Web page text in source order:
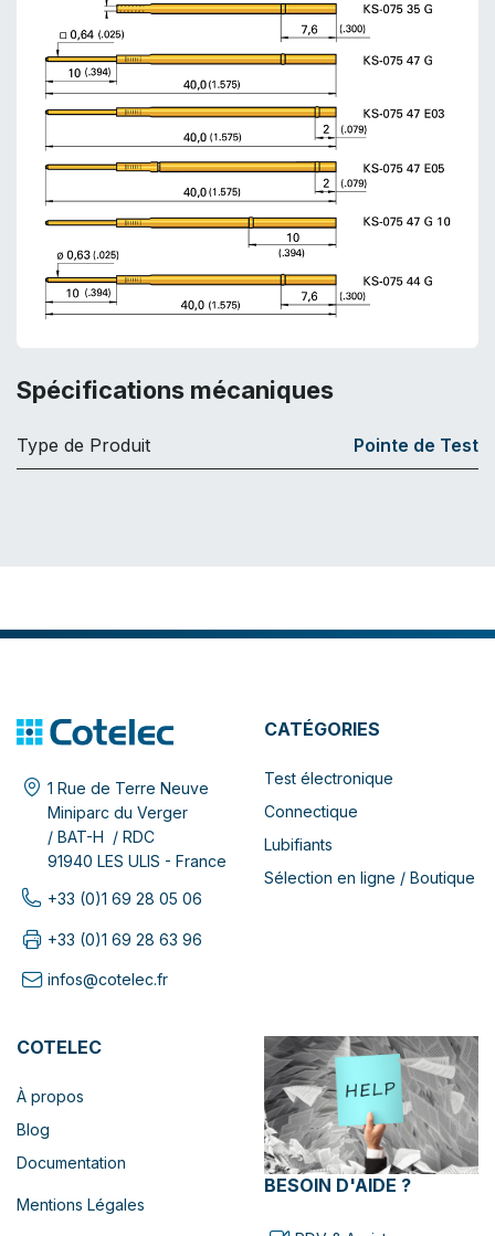
Spécifications mécaniques
Type de Produit Pointe de Test
1 Rue de Terre Neuve
Miniparc du Verger
/ BAT-H / RDC
91940 LES ULIS - France
+33 (0)1 69 28 05 06
+33 (0)1 69 28 63 96
infos@cotelec.fr
CATÉGORIES
Test électronique
Connectique
Lubifiants
Sélection en ligne / Boutique
COTELEC
À propos
Blog
Documentation
Mentions Légales
BESOIN D'AIDE ?